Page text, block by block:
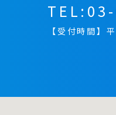
TEL:
【受付時間】